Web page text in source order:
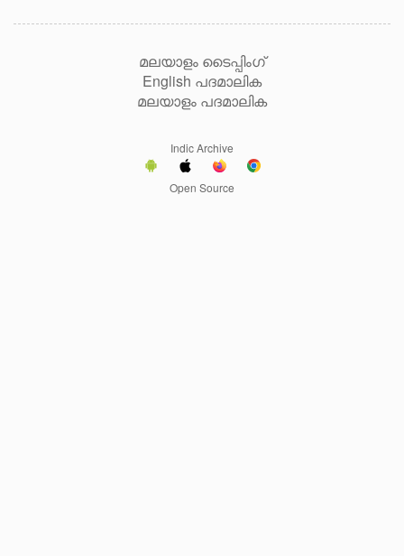
മലയാളം ടൈപ്പിംഗ്
English പദമാലിക
മലയാളം പദമാലിക
Indic Archive
Open Source